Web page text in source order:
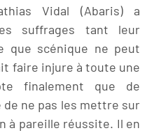
Vidal (Abaris) a
suffrages tant leur
que scénique ne peut
faire injure à toute une
finalement que de
ne pas les mettre sur
à pareille réussite. Il en